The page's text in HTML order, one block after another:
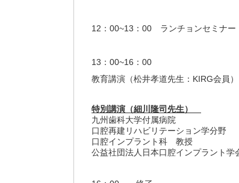
12：00~13：00 ランチョンセミナー
13：00~16：00
教育講演（松井孝道先生：KIRG会員
特別講演（細川隆司先生）
九州歯科大学付属病院
口腔再建リハビリテーション学分野
口腔インプラント科 教授
公益社団法人日本口腔インプラント